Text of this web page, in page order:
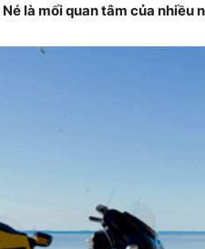
là mối quan tâm của nhiều